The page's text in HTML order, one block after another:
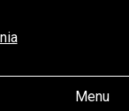
Menu